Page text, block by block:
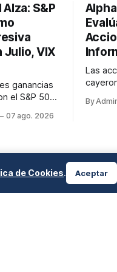
S&P
Julio, VIX
ganancias
el S&P 500
Dow Jones
...
07 ago. 2026
Las
2026,
IA.
By
de Cookies. Aceptar